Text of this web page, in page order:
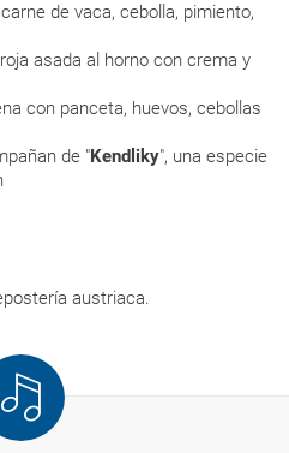
de vaca, cebolla, pimiento,
asada al horno con crema y
con panceta, huevos, cebollas
de "Kendliky", una especie
austriaca.